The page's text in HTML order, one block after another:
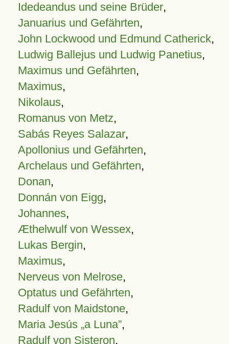
Idedeandus und seine Brüder,
Januarius und Gefährten,
John Lockwood und Edmund Catherick,
Ludwig Ballejus und Ludwig Panetius,
Maximus und Gefährten,
Maximus,
Nikolaus,
Romanus von Metz,
Sabás Reyes Salazar,
Apollonius und Gefährten,
Archelaus und Gefährten,
Donan,
Donnán von Eigg,
Johannes,
Æthelwulf von Wessex,
Lukas Bergin,
Maximus,
Nerveus von Melrose,
Optatus und Gefährten,
Radulf von Maidstone,
Maria Jesús „a Luna”,
Radulf von Sisteron,